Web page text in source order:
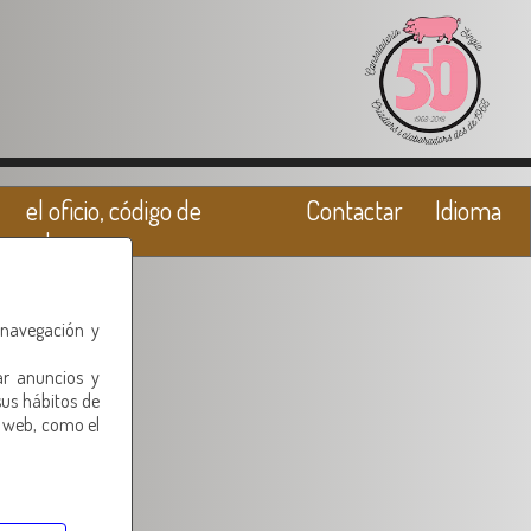
y
anuncios y
hábitos de
como el
el oficio, código de
valores
Contactar Idioma